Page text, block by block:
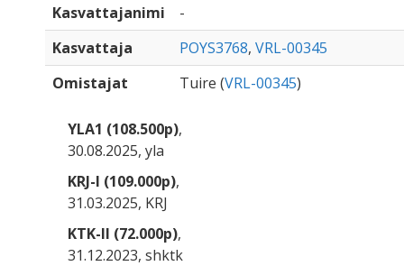
Kasvattajanimi
-
Kasvattaja
POYS3768, VRL-00345
Omistajat
Tuire (VRL-00345)
YLA1 (108.500p),
30.08.2025, yla
KRJ-I (109.000p),
31.03.2025, KRJ
KTK-II (72.000p),
31.12.2023, shktk